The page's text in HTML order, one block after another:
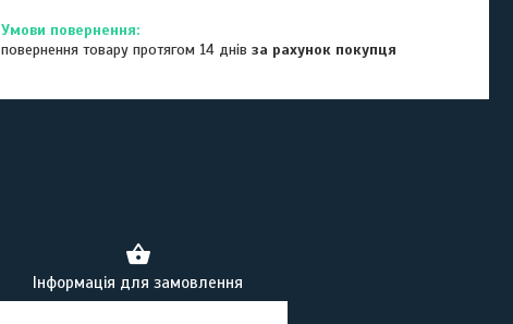
повернення товару протягом 14 днівза рахунок покупця
Інформація для замовлення